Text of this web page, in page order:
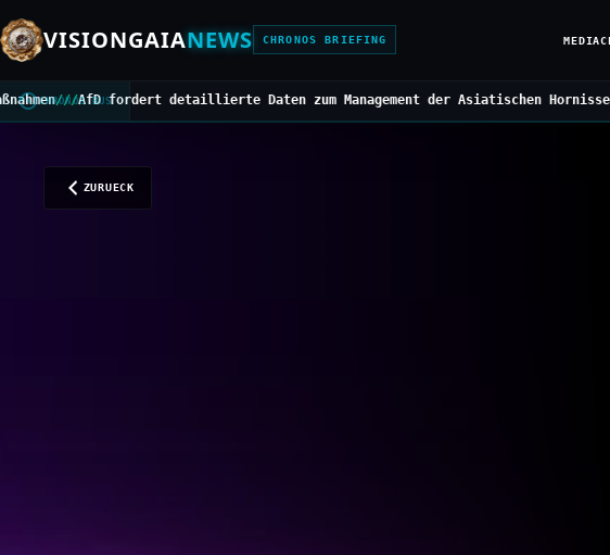
VISIONGAIANEWS CHRONOS BRIEFING
CHRONOS BUSDaten zum Management der Asiatischen Hornisse///Mittelbedarf für
ZURUECK